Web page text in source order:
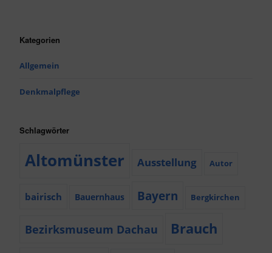
Kategorien
Allgemein
Denkmalpflege
Schlagwörter
Altomünster Ausstellung Autor
bairisch Bauernhaus Bayern Bergkirchen
Bezirksmuseum Dachau Brauch